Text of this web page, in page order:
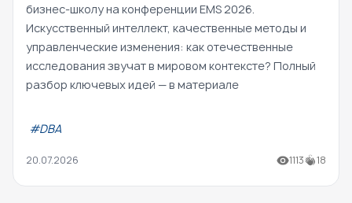
бизнес-школу на конференции EMS 2026.
Искусственный интеллект, качественные методы и
управленческие изменения: как отечественные
исследования звучат в мировом контексте? Полный
разбор ключевых идей — в материале
#DBA
20.07.2026 1113 18